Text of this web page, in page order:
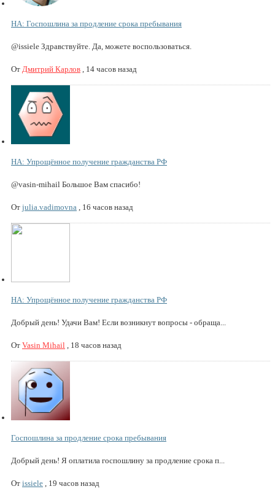
НА: Госпошлина за продление срока пребывания
@issiele Здравствуйте. Да, можете воспользоваться.
От Дмитрий Карлов 14 часов назад
НА: Упрощённое получение гражданства РФ
@vasin-mihail Большое Вам спасибо!
От julia.vadimovna 16 часов назад
НА: Упрощённое получение гражданства РФ
Добрый день! Удачи Вам! Если возникнут вопросы - обраща...
От Vasin Mihail 18 часов назад
Госпошлина за продление срока пребывания
Добрый день! Я оплатила госпошлину за продление срока п...
От issiele 19 часов назад